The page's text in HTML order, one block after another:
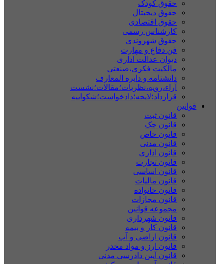
حقوق کودک
حقوق دیجیتال
حقوق اقتصادی
کارشناس رسمی
حقوق شهروندی
فن دفاع و مهارت
دیوان عدالت اداری
مالکیت فکری،صنعتی
دانشنامه و دایره المعارف
آراء،رویه،نظریات؛مقالات؛نشست
قرارداد؛لایحه؛دادخواست؛شکواییه
قوانین
قانون ثبت
قانون چک
قانون خاص
قانون مدنی
قانون اداری
قانون تجارت
قانون اساسی
قانون مالیات
قانون خانواده
قانون مجازات
مجموعه قوانین
قانون شهرداری
قانون کار و بیمه
قانون اراضی و آب
قانون ارز و مواد مخدر
قانون آیین دادرسی مدنی